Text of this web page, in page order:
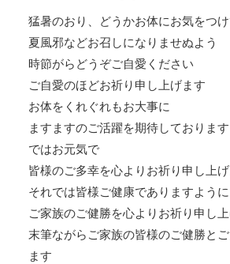
猛暑のおり、どうかお体にお気をつけ
夏風邪などお召しになりませぬよう
時節がらどうぞご自愛ください
ご自愛のほどお祈り申し上げます
お体をくれぐれもお大事に
ますますのご活躍を期待しております
ではお元気で
皆様のご多幸を心よりお祈り申し上
それでは皆様ご健康でありますように
ご家族のご健勝を心よりお祈り申し
末筆ながらご家族の皆様のご健勝と
ます